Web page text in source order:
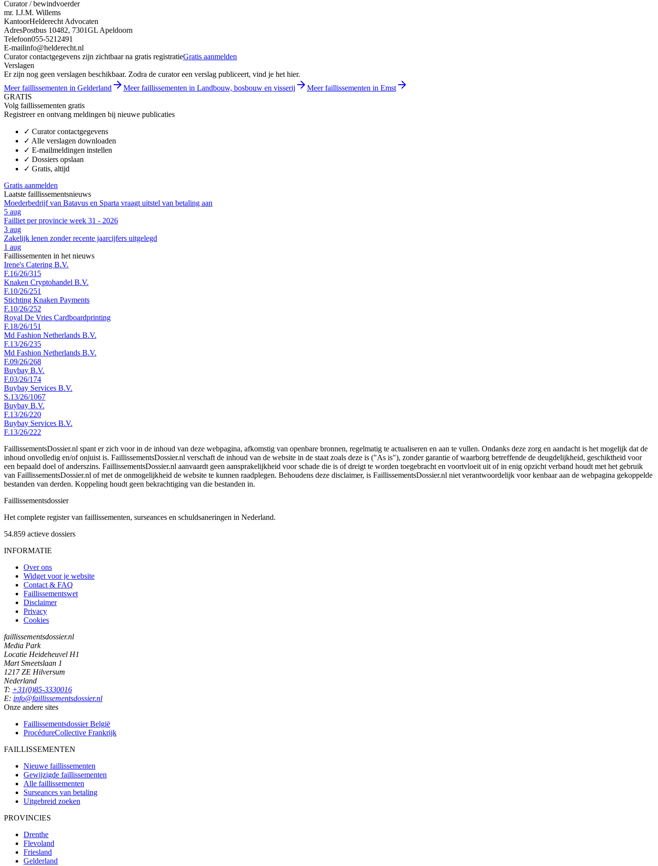
Curator / bewindvoerder
mr. I.J.M. Willems
KantoorHelderecht Advocaten
AdresPostbus 10482, 7301GL Apeldoorn
Telefoon055-5212491
E-mailinfo@helderecht.nl
Curator contactgegevens zijn zichtbaar na gratis registratieGratis aanmelden
Verslagen
Er zijn nog geen verslagen beschikbaar. Zodra de curator een verslag publiceert, vind je het hier.
Meer faillissementen in Gelderland
Meer faillissementen in Landbouw, bosbouw en visserij
Meer faillissementen in Emst
GRATIS
Volg faillissementen gratis
Registreer en ontvang meldingen bij nieuwe publicaties
✓ Curator contactgegevens
✓ Alle verslagen downloaden
✓ E-mailmeldingen instellen
✓ Dossiers opslaan
✓ Gratis, altijd
Gratis aanmelden
Laatste faillissementsnieuws
Moederbedrijf van Batavus en Sparta vraagt uitstel van betaling aan
5 aug
Failliet per provincie week 31 - 2026
3 aug
Zakelijk lenen zonder recente jaarcijfers uitgelegd
1 aug
Faillissementen in het nieuws
Irene's Catering B.V.
F.16/26/315
Knaken Cryptohandel B.V.
F.10/26/251
Stichting Knaken Payments
F.10/26/252
Royal De Vries Cardboardprinting
F.18/26/151
Md Fashion Netherlands B.V.
F.13/26/235
Md Fashion Netherlands B.V.
F.09/26/268
Buybay B.V.
F.03/26/174
Buybay Services B.V.
S.13/26/1067
Buybay B.V.
F.13/26/220
Buybay Services B.V.
F.13/26/222
FaillissementsDossier.nl spant er zich voor in de inhoud van deze webpagina, afkomstig van openbare bronnen, regelmatig te actualiseren en aan te vullen. Ondanks deze zorg en aandacht is het mogelijk dat de
inhoud onvolledig en/of onjuist is. FaillissementsDossier.nl verschaft de inhoud van de website in de staat zoals deze is ("As is"), zonder garantie of waarborg betreffende de deugdelijkheid, geschiktheid voor
een bepaald doel of anderszins. FaillissementsDossier.nl aanvaardt geen aansprakelijkheid voor schade die is of dreigt te worden toegebracht en voortvloeit uit of in enig opzicht verband houdt met het gebruik
van FaillissementsDossier.nl of met de onmogelijkheid de website te kunnen raadplegen. Behoudens deze disclaimer, is FaillissementsDossier.nl niet verantwoordelijk voor kenbaar aan de webpagina gekoppelde
bestanden van derden. Koppeling houdt geen bekrachtiging van die bestanden in.
Faillissementsdossier
Het complete register van faillissementen, surseances en schuldsaneringen in Nederland.
54.859 actieve dossiers
INFORMATIE
Over ons
Widget voor je website
Contact & FAQ
Faillissementswet
Disclaimer
Privacy
Cookies
faillissementsdossier.nl
Media Park
Locatie Heideheuvel H1
Mart Smeetslaan 1
1217 ZE Hilversum
Nederland
T: +31(0)85-3330016
E: info@faillissementsdossier.nl
Onze andere sites
Faillissementsdossier België
ProcédureCollective Frankrijk
FAILLISSEMENTEN
Nieuwe faillissementen
Gewijzigde faillissementen
Alle faillissementen
Surseances van betaling
Uitgebreid zoeken
PROVINCIES
Drenthe
Flevoland
Friesland
Gelderland